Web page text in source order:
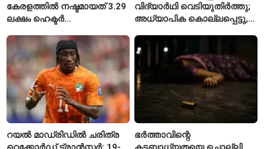
കേരളത്തിൽ നഷ്ടമായത് 3.29
ലക്ഷം ഹെക്ടർ
വിദ്യാർഥി വെടിയുതിർത്തു;
അധ്യാപിക കൊല്ലപ്പെട്ടു,
റയൽ മാഡ്രിഡിൽ ചരിത്ര
ഭർത്താവിന്റെ